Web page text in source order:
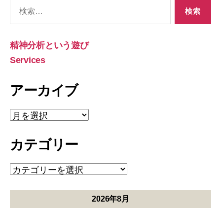
象:
精神分析という遊び
Services
アーカイブ
ア
ー
イ
カテゴリー
カ
テ
2026年8月